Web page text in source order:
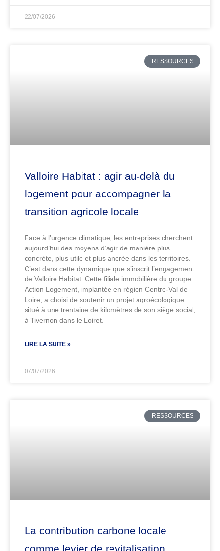
22/07/2026
RESSOURCES
Valloire Habitat : agir au-delà du
logement pour accompagner la
transition agricole locale
Face à l’urgence climatique, les entreprises cherchent
aujourd’hui des moyens d’agir de manière plus
concrète, plus utile et plus ancrée dans les territoires.
C’est dans cette dynamique que s’inscrit l’engagement
de Valloire Habitat. Cette filiale immobilière du groupe
Action Logement, implantée en région Centre-Val de
Loire, a choisi de soutenir un projet agroécologique
situé à une trentaine de kilomètres de son siège social,
à Tivernon dans le Loiret.
LIRE LA SUITE »
07/07/2026
RESSOURCES
La contribution carbone locale
comme levier de revitalisation